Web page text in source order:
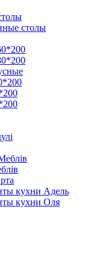
столы
кухни Адель
кухни Оля